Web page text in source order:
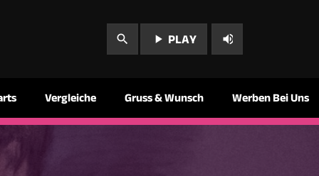
Vergleiche Gruss & Wunsch Werben Bei Uns
search play_arrow PLAY volume_up